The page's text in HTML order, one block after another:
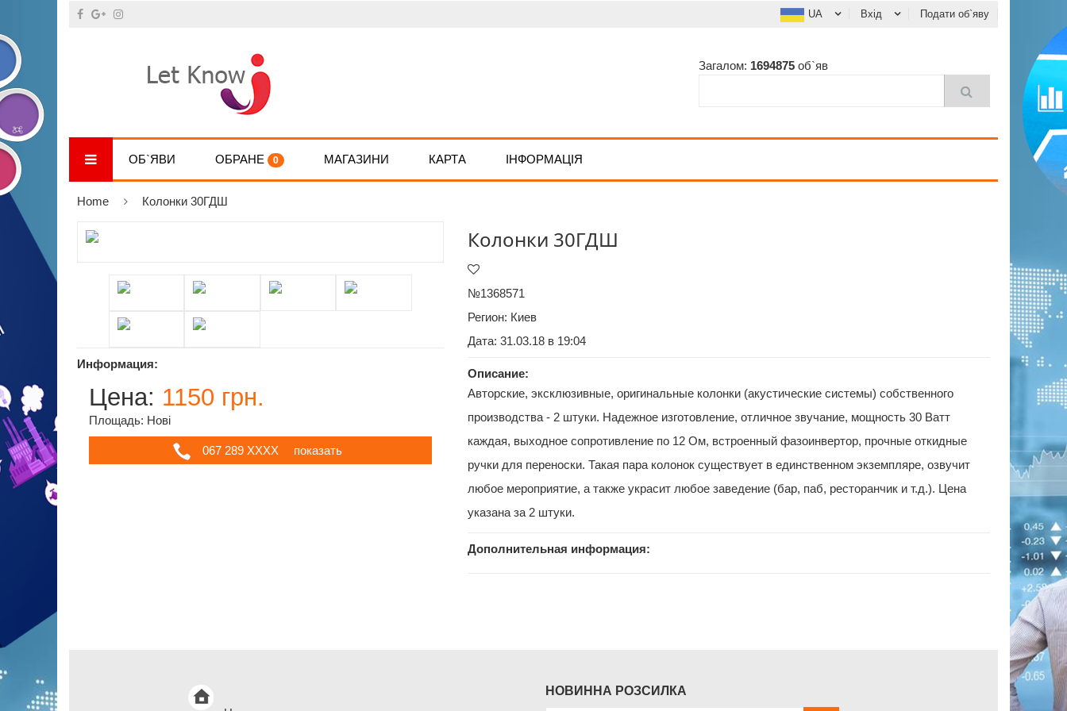
UA Вхід Подати об`яву
Загалом: 1694875об`яв
ОБ`ЯВИ ОБРАНЕ 0 МАГАЗИНИ КАРТА ІНФОРМАЦІЯ
Home Колонки 30ГДШ
Информация:
Цена: 1150 грн.
Площадь: Нові
067 289 ХХХХ показать
Колонки 30ГДШ
№1368571
Регион: Киев
Дата: 31.03.18 в 19:04
Описание:
Авторские, эксклюзивные, оригинальные колонки (акустические системы) собственного
производства - 2 штуки. Надежное изготовление, отличное звучание, мощность 30 Ватт
каждая, выходное сопротивление по 12 Ом, встроенный фазоинвертор, прочные откидные
ручки для переноски. Такая пара колонок существует в единственном экземпляре, озвучит
любое мероприятие, а также украсит любое заведение (бар, паб, ресторанчик и т.д.). Цена
указана за 2 штуки.
Дополнительная информация:
НОВИННА РОЗСИЛКА